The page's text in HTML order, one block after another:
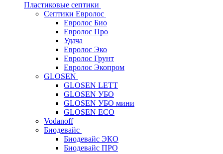
Пластиковые септики
Септики Евролос
Евролос Био
Евролос Про
Удача
Евролос Эко
Евролос Грунт
Евролос Экопром
GLOSEN
GLOSEN LETT
GLOSEN УБО
GLOSEN УБО мини
GLOSEN ECO
Vodanoff
Биодевайс
Биодевайс ЭКО
Биодевайс ПРО